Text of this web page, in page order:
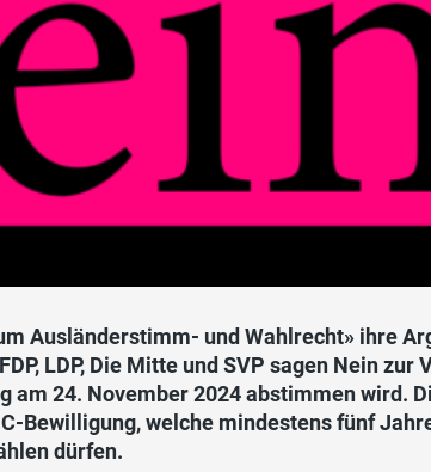
Ausländerstimm- und Wahlrecht» ihre
LDP, Die Mitte und SVP sagen Nein zur
24. November 2024 abstimmen wird.
Bewilligung, welche mindestens fünf
dürfen.